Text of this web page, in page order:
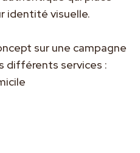
identité visuelle.
sur une campagne
différents services :